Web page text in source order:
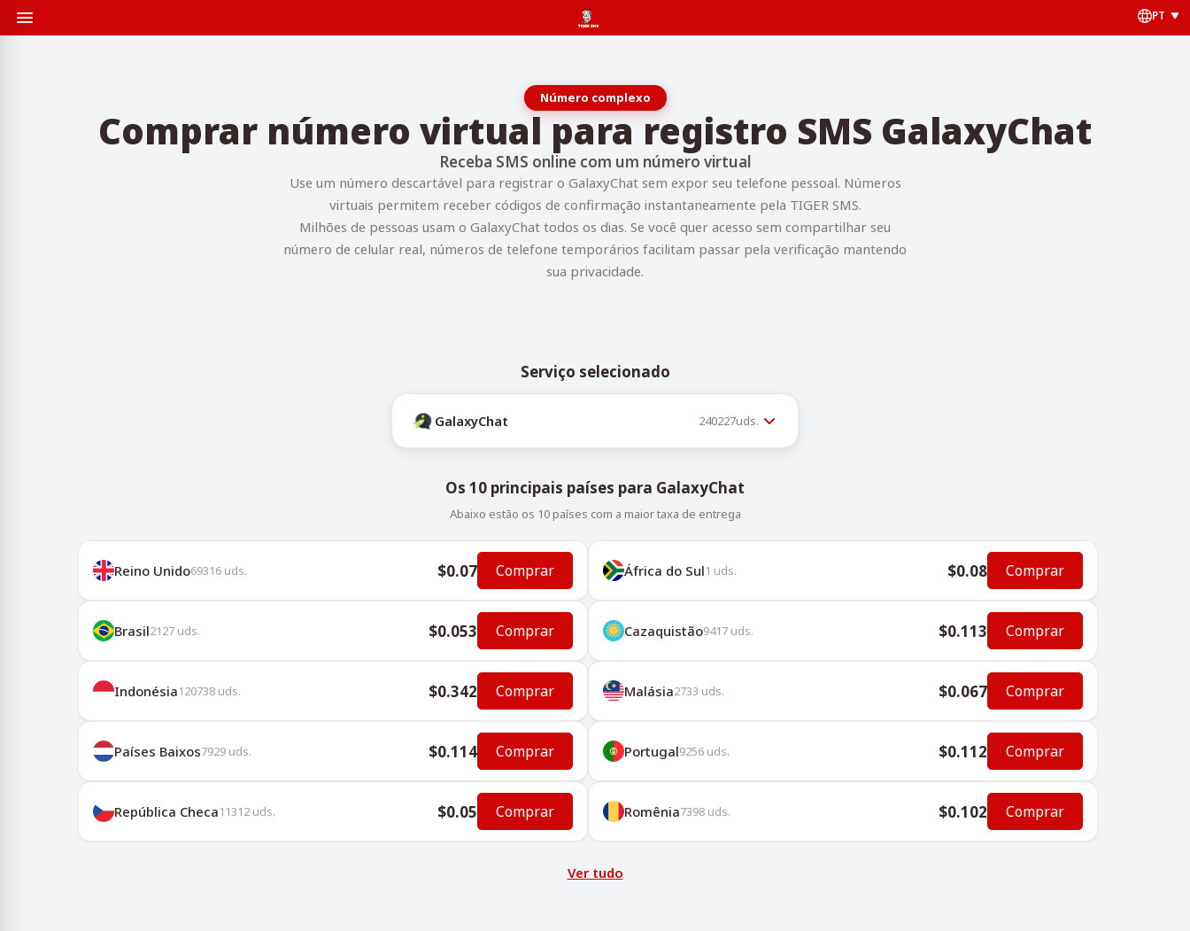
PT
Número complexo
Comprar número virtual para registro SMS GalaxyChat
Receba SMS online com um número virtual
Use um número descartável para registrar o GalaxyChat sem expor seu telefone pessoal. Números
virtuais permitem receber códigos de confirmação instantaneamente pela TIGER SMS.
Milhões de pessoas usam o GalaxyChat todos os dias. Se você quer acesso sem compartilhar seu
número de celular real, números de telefone temporários facilitam passar pela verificação mantendo
sua privacidade.
Serviço selecionado
GalaxyChat 240227uds.
Os 10 principais países para GalaxyChat
Abaixo estão os 10 países com a maior taxa de entrega
Reino Unido69316 uds. $0.07 Comprar África do Sul1 uds. $0.08 Comprar
Brasil2127 uds. $0.053 Comprar Cazaquistão9417 uds. $0.113 Comprar
Indonésia120738 uds. $0.342 Comprar Malásia2733 uds. $0.067 Comprar
Países Baixos7929 uds. $0.114 Comprar Portugal9256 uds. $0.112 Comprar
República Checa11312 uds. $0.05 Comprar Romênia7398 uds. $0.102 Comprar
Ver tudo